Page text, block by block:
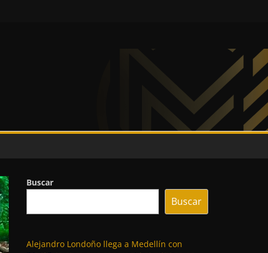
Buscar
Buscar
Alejandro Londoño llega a Medellín con